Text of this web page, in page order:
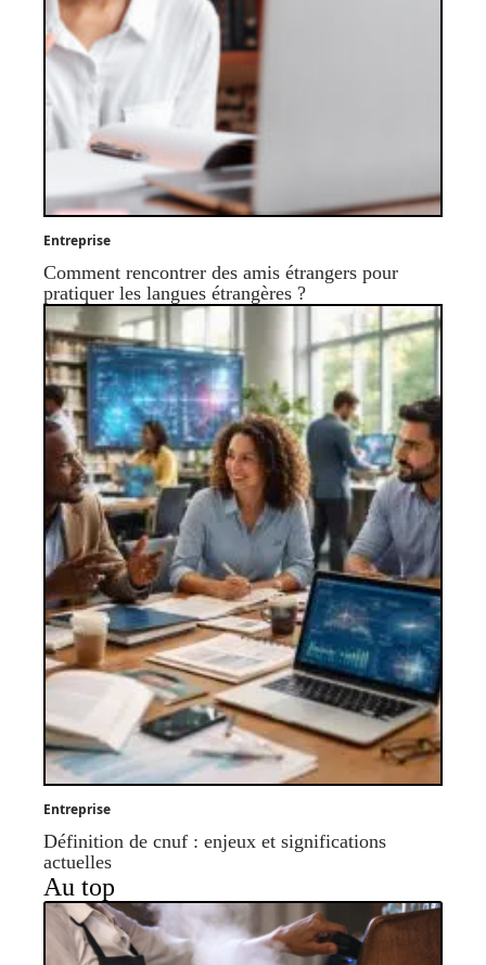
Entreprise
Comment rencontrer des amis étrangers pour
pratiquer les langues étrangères ?
Entreprise
Définition de cnuf : enjeux et significations
actuelles
Au top